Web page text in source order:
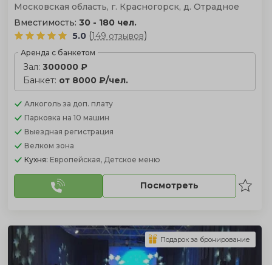
Московская область, г. Красногорск, д. Отрадное
Вместимость: 30 - 180 чел.
5.0 (149 отзывов)
Аренда с банкетом
Зал: 300000 ₽
Банкет: от 8000 ₽/чел.
Алкоголь за доп. плату
Парковка на 10 машин
Выездная регистрация
Велком зона
Кухня: Европейская, Детское меню
Посмотреть
Подарок за бронирование